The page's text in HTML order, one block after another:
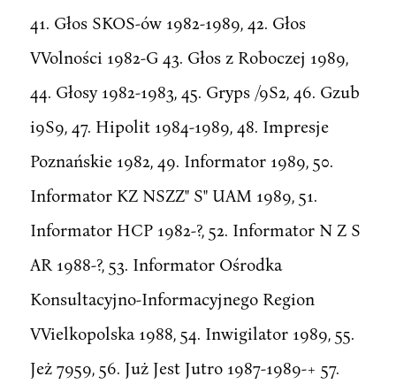
41. Głos SKOS-ów 1982-1989, 42. Głos
VVolności 1982-G 43. Głos z Roboczej 1989,
44. Głosy 1982-1983, 45. Gryps /9S2, 46. Gzub
i9S9, 47. Hipolit 1984-1989, 48. Impresje
Poznańskie 1982, 49. Informator 1989, 50.
Informator KZ NSZZ" S" UAM 1989, 51.
Informator HCP 1982-?, 52. Informator N Z S
AR 1988-?, 53. Informator Ośrodka
Konsultacyjno-Informacyjnego Region
VVielkopolska 1988, 54. Inwigilator 1989, 55.
Jeż 7959, 56. Już Jest Jutro 1987-1989-+ 57.